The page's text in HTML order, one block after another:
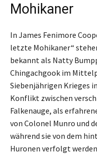
Mohikaner
In James Fenimore
letzte Mohikaner“
bekannt als Natty
Chingachgook im
Siebenjährigen Krieges
Konflikt zwischen
Falkenauge, als
von Colonel Munro und
während sie von dem
Huronen verfolgt